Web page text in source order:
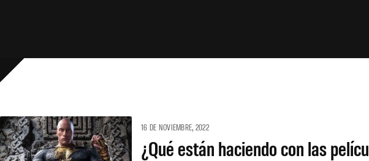
16 DE NOVIEMBRE, 2022
¿Qué están haciendo con las